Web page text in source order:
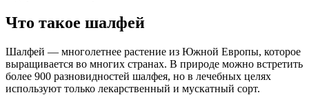
Что такое шалфей
Шалфей — многолетнее растение из Южной Европы, которое
выращивается во многих странах. В природе можно встретить
более 900 разновидностей шалфея, но в лечебных целях
используют только лекарственный и мускатный сорт.